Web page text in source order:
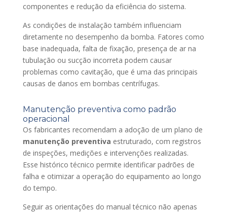
componentes e redução da eficiência do sistema.
As condições de instalação também influenciam
diretamente no desempenho da bomba. Fatores como
base inadequada, falta de fixação, presença de ar na
tubulação ou sucção incorreta podem causar
problemas como cavitação, que é uma das principais
causas de danos em bombas centrífugas.
Manutenção preventiva como padrão
operacional
Os fabricantes recomendam a adoção de um plano de
manutenção preventiva estruturado, com registros
de inspeções, medições e intervenções realizadas.
Esse histórico técnico permite identificar padrões de
falha e otimizar a operação do equipamento ao longo
do tempo.
Seguir as orientações do manual técnico não apenas